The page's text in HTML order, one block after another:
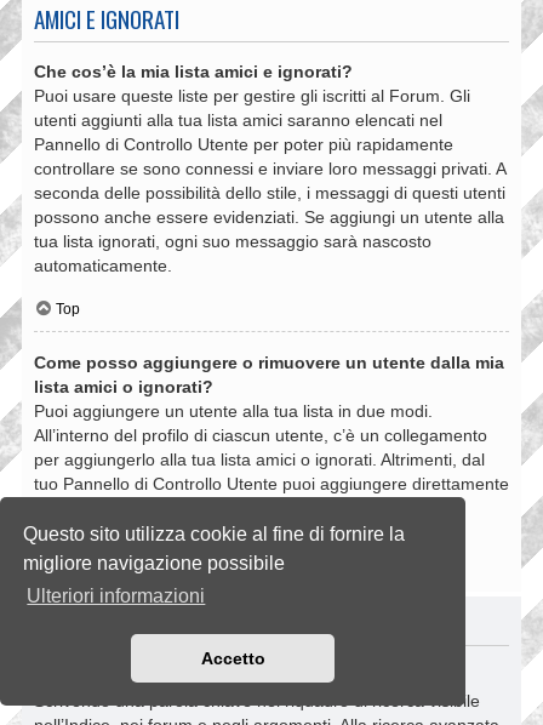
Questo sito utilizza cookie al fine di fornire la
migliore navigazione possibile
Ulteriori informazioni
Accetto
AMICI E IGNORATI
Che cos’è la mia lista amici e ignorati?
Puoi usare queste liste per gestire gli iscritti al Forum. Gli
utenti aggiunti alla tua lista amici saranno elencati nel
Pannello di Controllo Utente per poter più rapidamente
controllare se sono connessi e inviare loro messaggi privati. A
seconda delle possibilità dello stile, i messaggi di questi utenti
possono anche essere evidenziati. Se aggiungi un utente alla
tua lista ignorati, ogni suo messaggio sarà nascosto
automaticamente.
Top
Come posso aggiungere o rimuovere un utente dalla mia
lista amici o ignorati?
Puoi aggiungere un utente alla tua lista in due modi.
All’interno del profilo di ciascun utente, c’è un collegamento
per aggiungerlo alla tua lista amici o ignorati. Altrimenti, dal
tuo Pannello di Controllo Utente puoi aggiungere direttamente
rimuovere un utente dalla lista dalla stessa pagina.
Top
Come si fanno le ricerche nella Board?
Scrivendo una parola chiave nel riquadro di ricerca visibile